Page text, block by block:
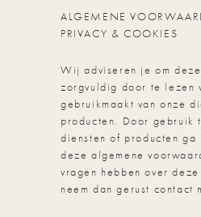
ALGEMENE
PRIVACY & COOKIES
Wij adviseren je om
zorgvuldig door te lezen
gebruikmaakt van onze
producten. Door gebruik
diensten of producten ga
deze algemene
vragen hebben over
neem dan gerust contact